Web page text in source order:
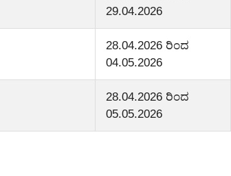
29.04.2026
28.04.2026 ರಿಂದ
04.05.2026
28.04.2026 ರಿಂದ
05.05.2026